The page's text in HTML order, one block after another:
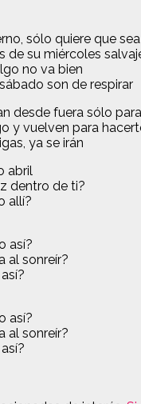
sólo quiere que
de su miércoles
no va bien
son de respirar
desde fuera sólo
y vuelven para
ya se irán
abril
dentro de ti?
allí?
así?
al sonreír?
así?
al sonreír?